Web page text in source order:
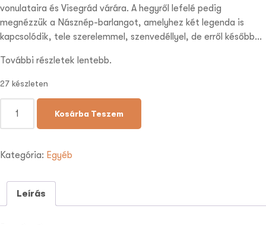
vonulataira és Visegrád várára. A hegyről lefelé pedig
megnézzük a Násznép-barlangot, amelyhez két legenda is
kapcsolódik, tele szerelemmel, szenvedéllyel, de erről később…
További részletek lentebb.
27 készleten
Kosárba Teszem
Kategória: Egyéb
Leírás